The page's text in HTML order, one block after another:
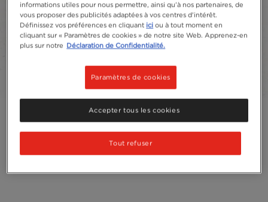
Ajouter aux favoris
informations utiles pour nous permettre, ainsi qu’à nos partenaires, de
vous proposer des publicités adaptées à vos centres d’intérêt.
Définissez vos préférences en cliquant ici ou à tout moment en
cliquant sur « Paramètres de cookies » de notre site Web. Apprenez-en
plus sur notre Déclaration de Confidentialité.
Paramètres de cookies
Tout refuser
Accepter tous les cookies